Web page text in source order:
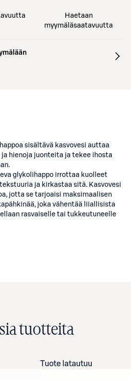
Haetaan
myymäläsaatavuutta
sisältävä kasvovesi auttaa
hienoja juonteita ja tekee ihosta
glykolihappo irrottaa kuolleet
ja kirkastaa sitä. Kasvovesi
jotta se tarjoaisi maksimaalisen
joka vähentää liiallisista
rasvaiselle tai tukkeutuneelle
tuotteita
Tuote latautuu